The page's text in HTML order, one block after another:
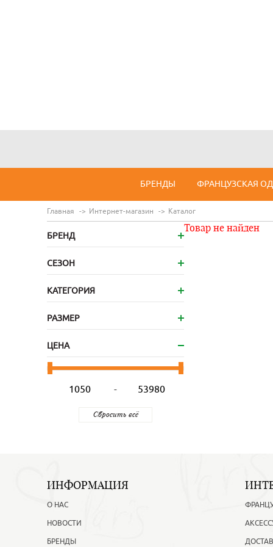
БРЕНДЫ ФРАНЦУЗСКАЯ
Главная Интернет-магазин Каталог
БРЕНД
СЕЗОН
КАТЕГОРИЯ
РАЗМЕР
ЦЕНА
-
Товар не найден
ИНФОРМАЦИЯ
О НАС
НОВОСТИ
БРЕНДЫ